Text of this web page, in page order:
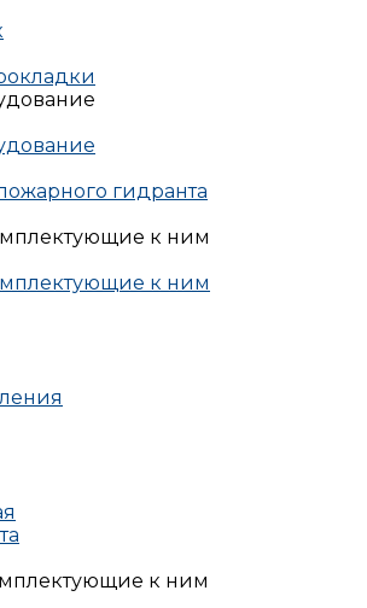
гидранта
к ним
к ним
к ним